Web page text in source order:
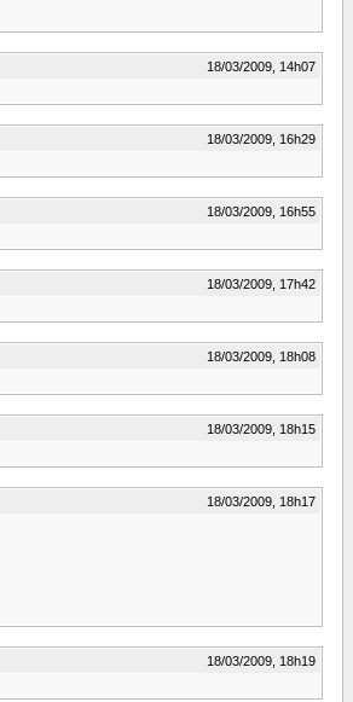
18/03/2009, 14h07
18/03/2009, 16h29
18/03/2009, 16h55
18/03/2009, 17h42
18/03/2009, 18h08
18/03/2009, 18h15
18/03/2009, 18h17
18/03/2009, 18h19